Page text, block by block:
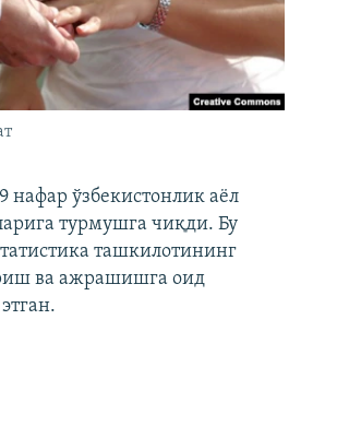
нафар ўзбекистонлик аёл
турмушга чиқди. Бу
ташкилотининг
ва ажрашишга оид